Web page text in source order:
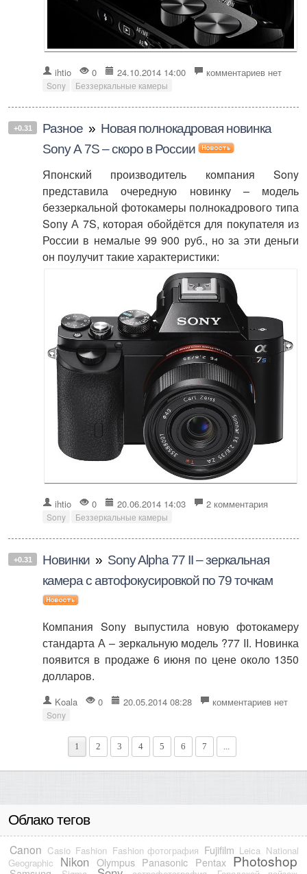
ihtio 0 24.10.2014 14:00 комментариев нет
Sony Беззеркальные камеры
+0.31 Разное » Новая полнокадровая новинка
Sony А 7S – скоро в России
Японский производитель компания Sony
представила очередную новинку – модель
беззеркальной фотокамеры полнокадрового типа
Sony А 7S, которая обойдётся для покупателя из
России в немалые 99 900 руб., но за эти деньги
он поулучит такие характеристики:
ihtio 0 20.06.2014 14:03 2 комментария
Sony Беззеркальные камеры
+0.31 Новинки » Sony Alpha 77 II – зеркальная
камера с автофокусировкой по 79 точкам
Компания Sony выпустила новую фотокамеру
стандарта А – зеркальную модель ?77 II. Новинка
появится в продаже 6 июня по цене около 1350
долларов.
Koala 0 20.05.2014 08:28 комментариев нет
Sony
1 2 3 4 5 6 7
Облако тегов
Canon Casio Fashion Fashion фотография Fujifilm Leica National
Geographic
Nikon Olympus Panasonic Pentax Photoshop